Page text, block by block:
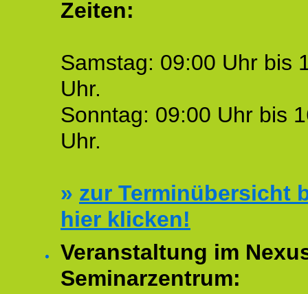
Zeiten:
Samstag: 09:00 Uhr bis
Uhr.
Sonntag: 09:00 Uhr bis
Uhr.
» zur Terminübersicht
hier klicken!
Veranstaltung im
Seminarzentrum: